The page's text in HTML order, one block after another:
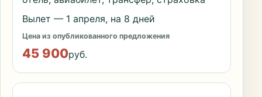
Вылет — 1 апреля, на 8 дней
Цена из опубликованного предложения
45 900руб.